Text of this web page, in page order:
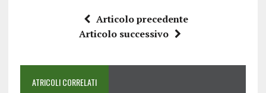
Articolo precedente
Articolo successivo
ATRICOLI CORRELATI